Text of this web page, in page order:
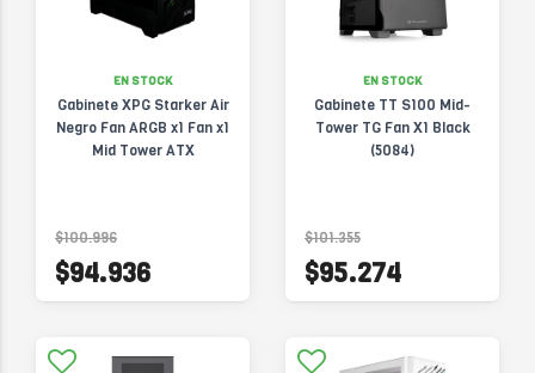
EN STOCK
Gabinete XPG Starker Air
Negro Fan ARGB x1 Fan x1
Mid Tower ATX
$100.996
$94.936
EN STOCK
Gabinete TT S100 Mid-
Tower TG Fan X1 Black
(5084)
$101.355
$95.274